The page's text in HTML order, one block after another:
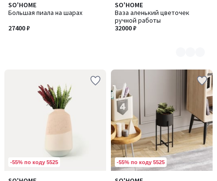
SO'HOME
Большая пиала на шарах
27400 ₽
SO'HOME
Ваза аленький цветочек
ручной работы
32000 ₽
Количество
цветов:
2
-55% по коду 5525 -55% по коду 5525